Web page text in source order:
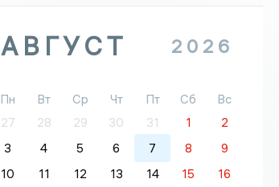
АВГУСТ 2026
Пн Вт Ср Чт Пт Сб
Вс
27
28 29 30 31 1
2
3
4 5 6 7 8
9
10
11 12 13 14 15
16